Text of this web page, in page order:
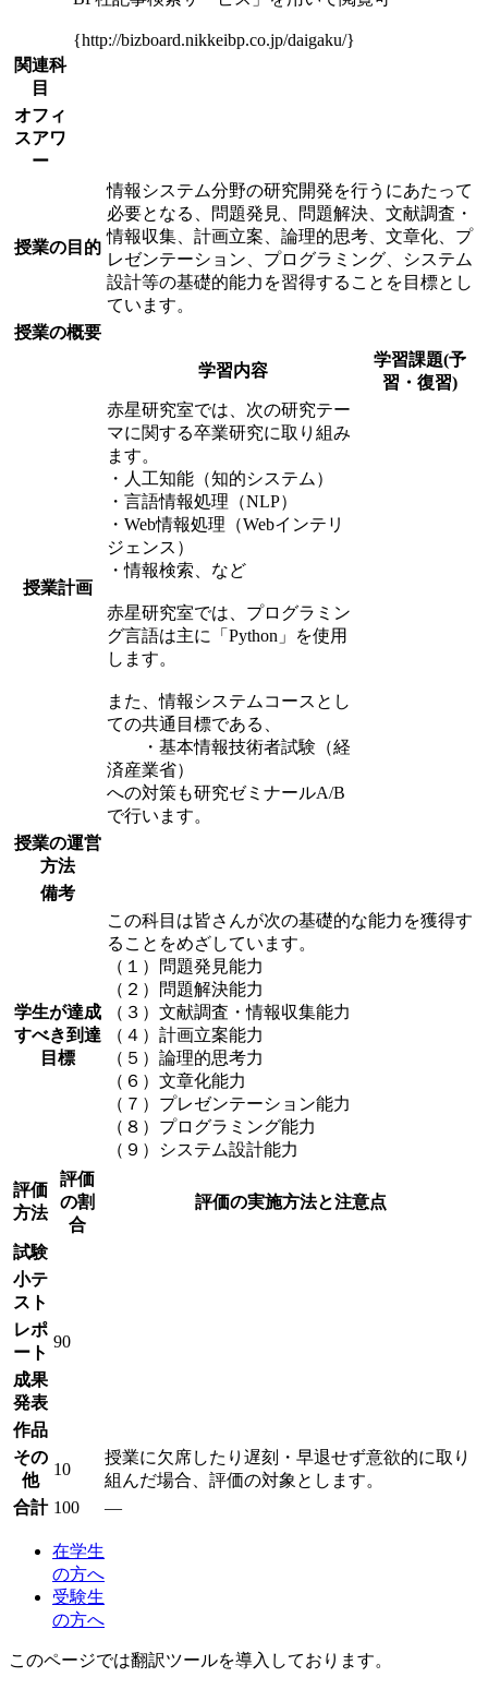
{http://bizboard.nikkeibp.co.jp/daigaku/}
関連科
目
オフィ
スアワ
ー
授業の目的
情報システム分野の研究開発を行うにあたって
必要となる、問題発見、問題解決、文献調査・
情報収集、計画立案、論理的思考、文章化、プ
レゼンテーション、プログラミング、システム
設計等の基礎的能力を習得することを目標とし
ています。
授業の概要
授業計画
学習内容
学習課題(予
習・復習)
赤星研究室では、次の研究テー
マに関する卒業研究に取り組み
ます。
・人工知能（知的システム）
・言語情報処理（NLP）
・Web情報処理（Webインテリ
ジェンス）
・情報検索、など
赤星研究室では、プログラミン
グ言語は主に「Python」を使用
します。
また、情報システムコースとし
ての共通目標である、
・基本情報技術者試験（経
済産業省）
への対策も研究ゼミナールA/B
で行います。
授業の運営
方法
備考
学生が達成
すべき到達
目標
この科目は皆さんが次の基礎的な能力を獲得す
ることをめざしています。
（１）問題発見能力
（２）問題解決能力
（３）文献調査・情報収集能力
（４）計画立案能力
（５）論理的思考力
（６）文章化能力
（７）プレゼンテーション能力
（８）プログラミング能力
（９）システム設計能力
評価
方法
評価
の割
合
評価の実施方法と注意点
試験
小テ
スト
レポ
ート
90
成果
発表
作品
その
他
10
授業に欠席したり遅刻・早退せず意欲的に取り
組んだ場合、評価の対象とします。
合計 100 ―
在学生
の方へ
受験生
の方へ
このページでは翻訳ツールを導入しております。